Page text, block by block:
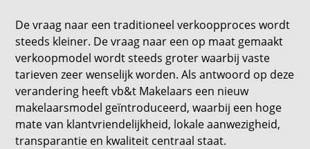
De vraag naar een traditioneel verkoopproces wordt
steeds kleiner. De vraag naar een op maat gemaakt
verkoopmodel wordt steeds groter waarbij vaste
tarieven zeer wenselijk worden. Als antwoord op deze
verandering heeft vb&t Makelaars een nieuw
makelaarsmodel geïntroduceerd, waarbij een hoge
mate van klantvriendelijkheid, lokale aanwezigheid,
transparantie en kwaliteit centraal staat.